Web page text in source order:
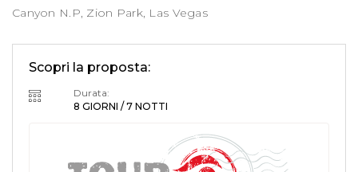
Canyon N.P, Zion Park, Las Vegas
Scopri la proposta:
Durata:
8 GIORNI / 7 NOTTI